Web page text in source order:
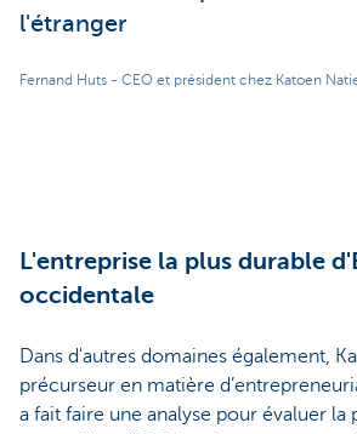
l'étranger
Fernand Huts - CEO et président chez Katoen
L'entreprise la plus durable
occidentale
Dans d'autres domaines également,
précurseur en matière
a fait faire une analyse pour évaluer la